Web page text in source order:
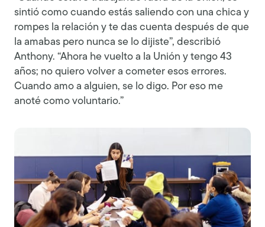
sintió como cuando estás saliendo con una chica y
rompes la relación y te das cuenta después de que
la amabas pero nunca se lo dijiste”, describió
Anthony. “Ahora he vuelto a la Unión y tengo 43
años; no quiero volver a cometer esos errores.
Cuando amo a alguien, se lo digo. Por eso me
anoté como voluntario.”